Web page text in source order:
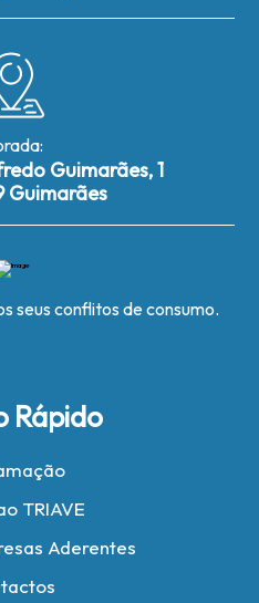
Guimarães, 1
Guimarães
seus conflitos de consumo.
Rápido
TRIAVE
Aderentes